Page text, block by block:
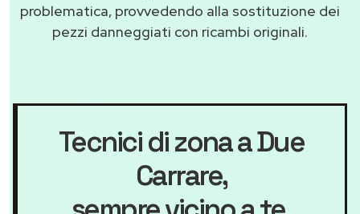
problematica, provvedendo alla sostituzione dei
pezzi danneggiati con ricambi originali.
Tecnici di zona a Due
Carrare,